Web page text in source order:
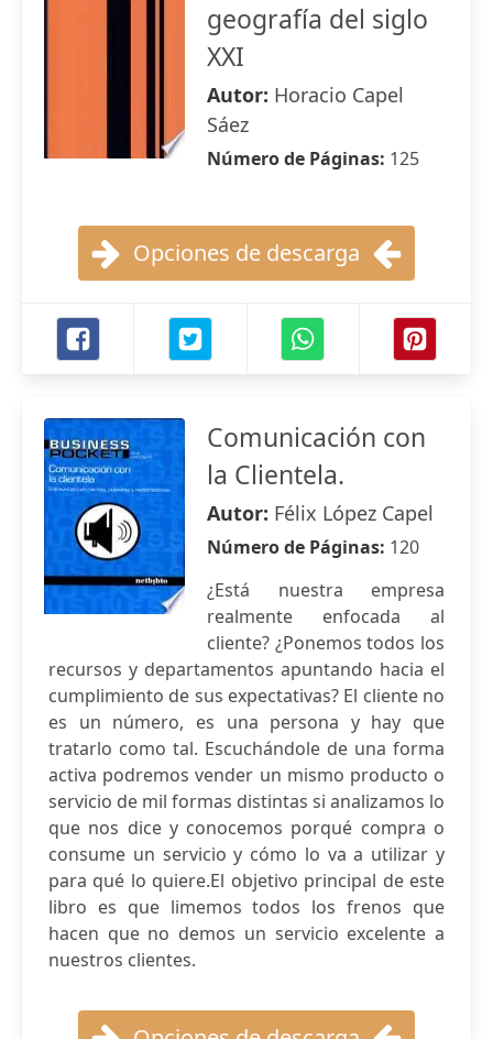
geografía del siglo
XXI
Autor: Horacio Capel
Sáez
Número de Páginas: 125
Opciones de descarga
Comunicación con
la Clientela.
Autor: Félix López Capel
Número de Páginas: 120
¿Está nuestra empresa
realmente enfocada al
cliente? ¿Ponemos todos los
recursos y departamentos apuntando hacia el
cumplimiento de sus expectativas? El cliente no
es un número, es una persona y hay que
tratarlo como tal. Escuchándole de una forma
activa podremos vender un mismo producto o
servicio de mil formas distintas si analizamos lo
que nos dice y conocemos porqué compra o
consume un servicio y cómo lo va a utilizar y
para qué lo quiere.El objetivo principal de este
libro es que limemos todos los frenos que
hacen que no demos un servicio excelente a
nuestros clientes.